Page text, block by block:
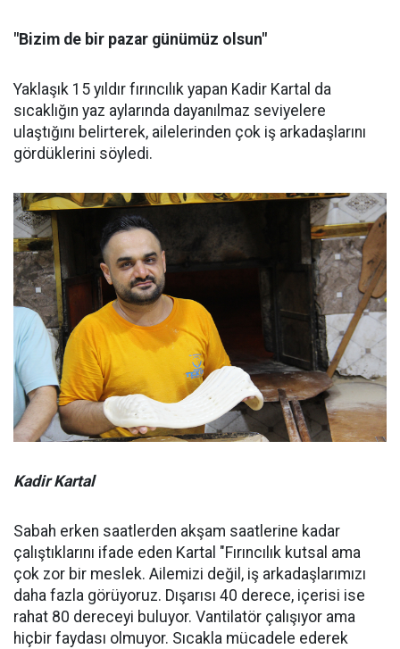
"Bizim de bir pazar günümüz olsun"
Yaklaşık 15 yıldır fırıncılık yapan Kadir Kartal da
sıcaklığın yaz aylarında dayanılmaz seviyelere
ulaştığını belirterek, ailelerinden çok iş arkadaşlarını
gördüklerini söyledi.
Kadir Kartal
Sabah erken saatlerden akşam saatlerine kadar
çalıştıklarını ifade eden Kartal "Fırıncılık kutsal ama
çok zor bir meslek. Ailemizi değil, iş arkadaşlarımızı
daha fazla görüyoruz. Dışarısı 40 derece, içerisi ise
rahat 80 dereceyi buluyor. Vantilatör çalışıyor ama
hiçbir faydası olmuyor. Sıcakla mücadele ederek